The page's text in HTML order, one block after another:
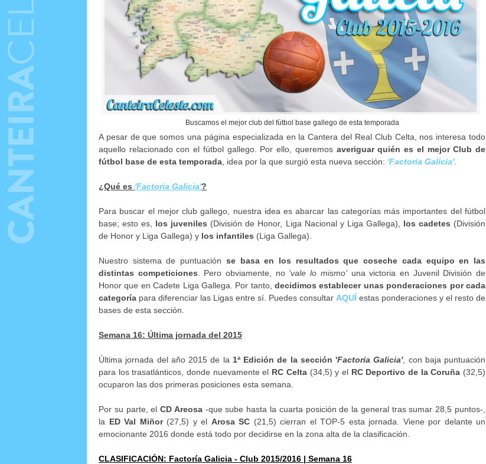
Buscamos el mejor club del fútbol base gallego de esta temporada
A pesar de que somos una página especializada en la Cantera del Real Club Celta, nos interesa todo
aquello relacionado con el fútbol gallego. Por ello, queremos averiguar quién es el mejor Club de
fútbol base de esta temporada , idea por la que surgió esta nueva sección: 'Factoría Galicia'.
¿Qué es 'Factoría Galicia'?
Para buscar el mejor club gallego, nuestra idea es abarcar las categorías más importantes del fútbol
base; esto es, los juveniles (División de Honor, Liga Nacional y Liga Gallega), los cadetes (División
de Honor y Liga Gallega) y los infantiles (Liga Gallega).
Nuestro sistema de puntuación se basa en los resultados que coseche cada equipo en las
distintas competiciones . Pero obviamente, no 'vale lo mismo'una victoria en Juvenil División de
Honor que en Cadete Liga Gallega. Por tanto,decidimos establecer unas ponderaciones por cada
categoría para diferenciar las Ligas entre sí. Puedes consultar AQUÍ estas ponderaciones y el resto de
bases de esta sección.
Semana 16: Última jornada del 2015
Última jornada del año 2015 de la 1ª Edición de la sección 'Factoría Galicia', con baja puntuación
para los trasatlánticos, donde nuevamente el RC Celta(34,5) y el RC Deportivo de la Coruña (32,5)
ocuparon las dos primeras posiciones esta semana.
Por su parte, elCD Areosa-que sube hasta la cuarta posición de la general tras sumar 28,5 puntos-,
la ED Val Miñor(27,5) y el Arosa SC (21,5) cierran el TOP-5 esta jornada. Viene por delante un
emocionante 2016 donde está todo por decidirse en la zona alta de la clasificación.
CLASIFICACIÓN: Factoría Galicia - Club 2015/2016 | Semana 16